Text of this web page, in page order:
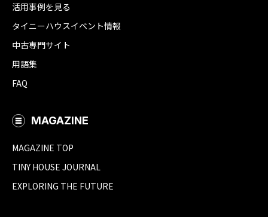
活用事例を見る
タイニーハウスイベント情報
中古専門サイト
用語集
FAQ
MAGAZINE
MAGAZINE TOP
TINY HOUSE JOURNAL
EXPLORING THE FUTURE